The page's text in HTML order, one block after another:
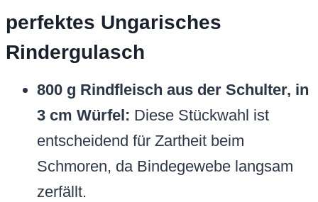
perfektes Ungarisches
Rindergulasch
800 g Rindfleisch aus der Schulter, in
3 cm Würfel: Diese Stückwahl ist
entscheidend für Zartheit beim
Schmoren, da Bindegewebe langsam
zerfällt.